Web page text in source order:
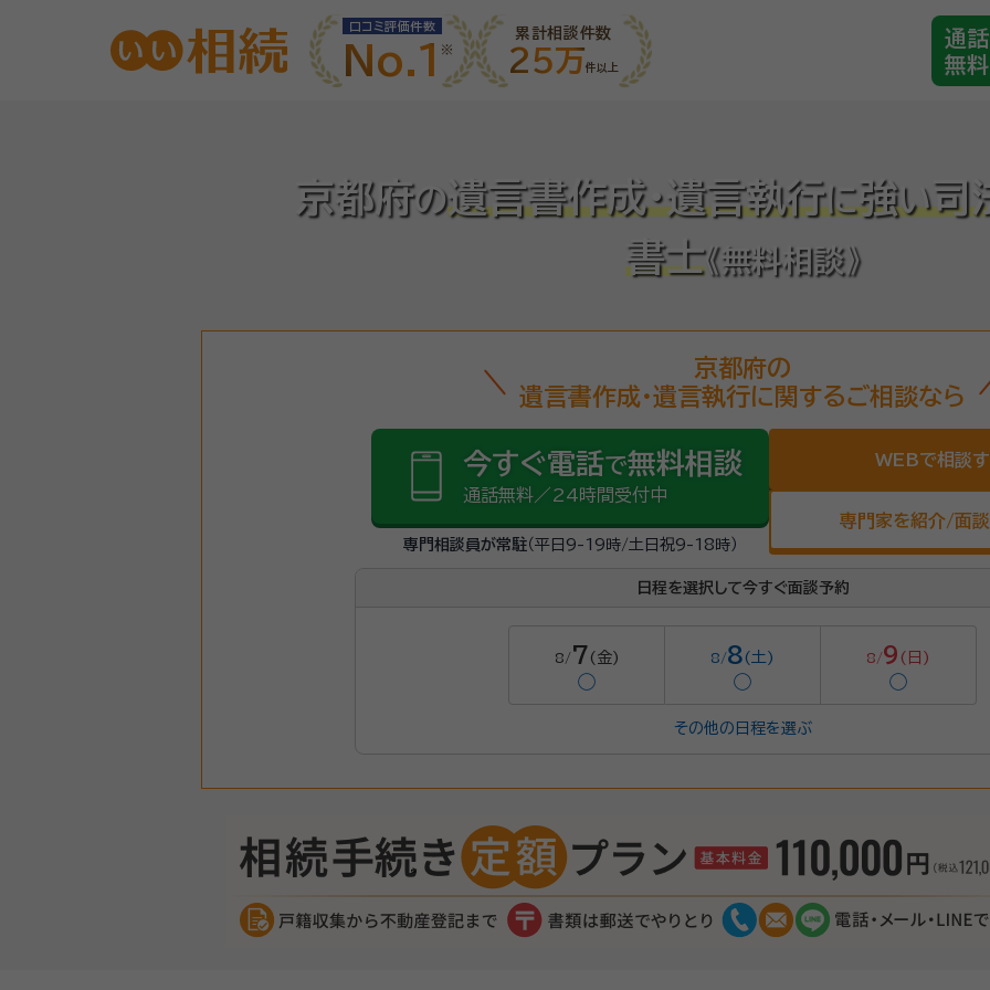
口コミ評価件数
No.1
累計相談件数
25万件以上
通話
無料
京都府の遺言書作成・遺言執行に強い司
書士《無料相談》
京都府の
遺言書作成・遺言執行に関するご相談なら
今すぐ電話で無料相談
通話無料／24時間受付中
専門相談員が常駐（平日9-19時/土日祝9-18時）
WEBで相談
専門家を紹介/面
日程を選択して今すぐ面談予約
8/7 (金)
◯
8/8(土)
◯
8/9 (日)
◯
その他の日程を選ぶ